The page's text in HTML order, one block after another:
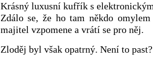
Krásný luxusní kufřík s
Zdálo se, že ho tam někdo
majitel vzpomene a vrátí se pro něj.
Zloděj byl však opatrný. Není to